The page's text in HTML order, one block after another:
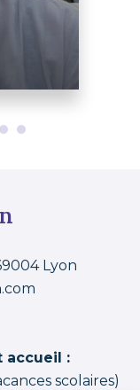
Lyon
accueil :
scolaires)